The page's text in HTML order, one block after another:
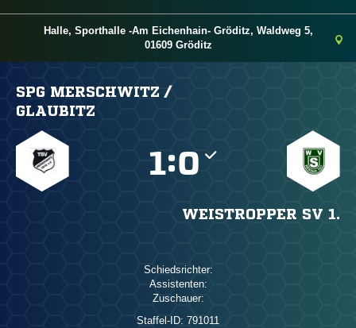
Halle, Sporthalle -Am Eichenhain- Gröditz, Waldweg 5,
01609 Gröditz
SPG MERSCHWITZ /​
GLAUBITZ
:
WEISTROPPER SV 1.
Schiedsrichter:
Assistenten:
Zuschauer:
Staffel-ID: 791011